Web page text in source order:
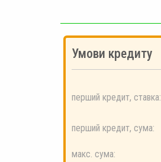
Умови кредиту
перший кредит, ставка:
перший кредит, сума:
макс. сума: